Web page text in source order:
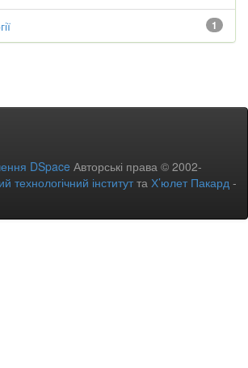
1
DSpace Авторські права © 2002-
технологічний інститутта Х’юлет Пакард -